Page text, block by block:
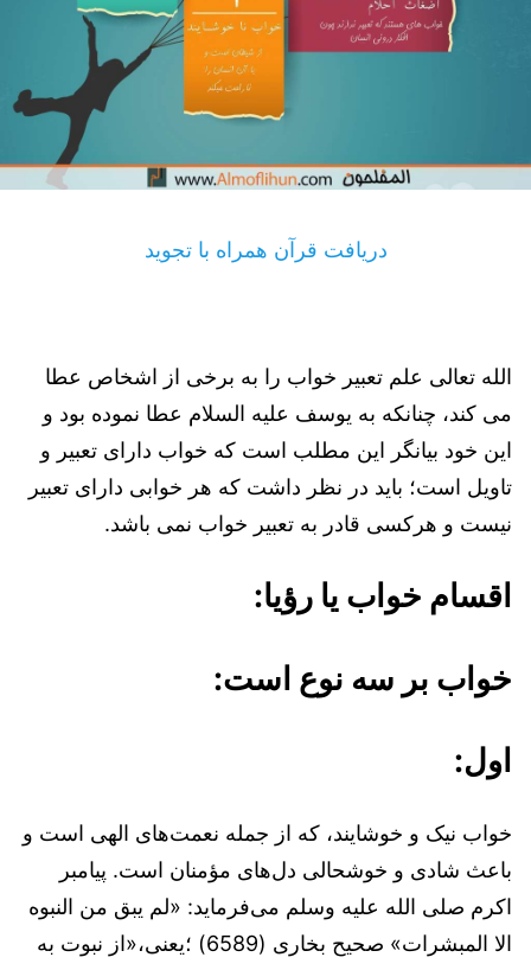
دریافت قرآن همراه با تجوید
الله تعالی علم تعبیر خواب را به برخی از اشخاص عطا
می کند، چنانکه به یوسف علیه السلام عطا نموده بود و
این خود بیانگر این مطلب است که خواب دارای تعبیر و
تاویل است؛ باید در نظر داشت که هر خوابی دارای تعبیر
نیست و هرکسی قادر به تعبیر خواب نمی باشد.
اقسام خواب یا رؤیا:
خواب بر سه نوع است:
اول:
خواب نیک و خوشایند، که از جمله نعمت‌های الهی است و
باعث شادی و خوشحالی دل‌های مؤمنان است. پیامبر
اکرم صلی الله علیه وسلم می‌فرماید: «لم یبق من النبوه
الا المبشرات» صحیح بخاری (6589) ؛یعنی،«از نبوت به